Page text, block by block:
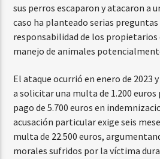
sus perros escaparon y atacaron a
caso ha planteado serias
responsabilidad de los propietarios
manejo de animales
El ataque ocurrió en enero de 2023
a solicitar una multa de 1.200 euros
pago de 5.700 euros en
acusación particular exige seis
multa de 22.500 euros,
morales sufridos por la víctima